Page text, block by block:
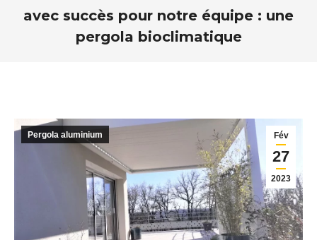
avec succès pour notre équipe : une
pergola bioclimatique
Fév
27
2023
Pergola aluminium